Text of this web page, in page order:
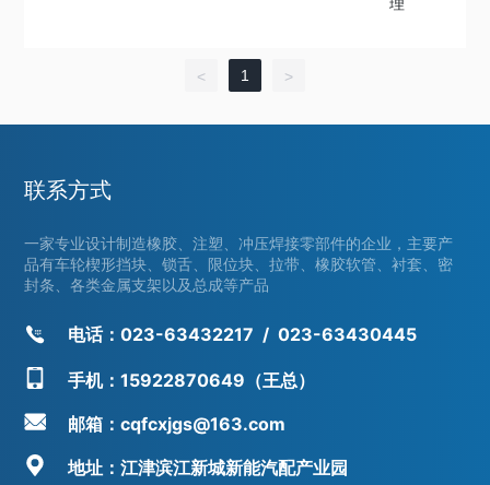
< 1 >
联系方式
一家专业设计制造橡胶、注塑、冲压焊接零部件的企业，主要产
品有车轮楔形挡块、锁舌、限位块、拉带、橡胶软管、衬套、密
封条、各类金属支架以及总成等产品
电话：023-63432217 /023-63430445
手机：15922870649（王总）
邮箱：cqfcxjgs@163.com
地址：江津滨江新城新能汽配产业园